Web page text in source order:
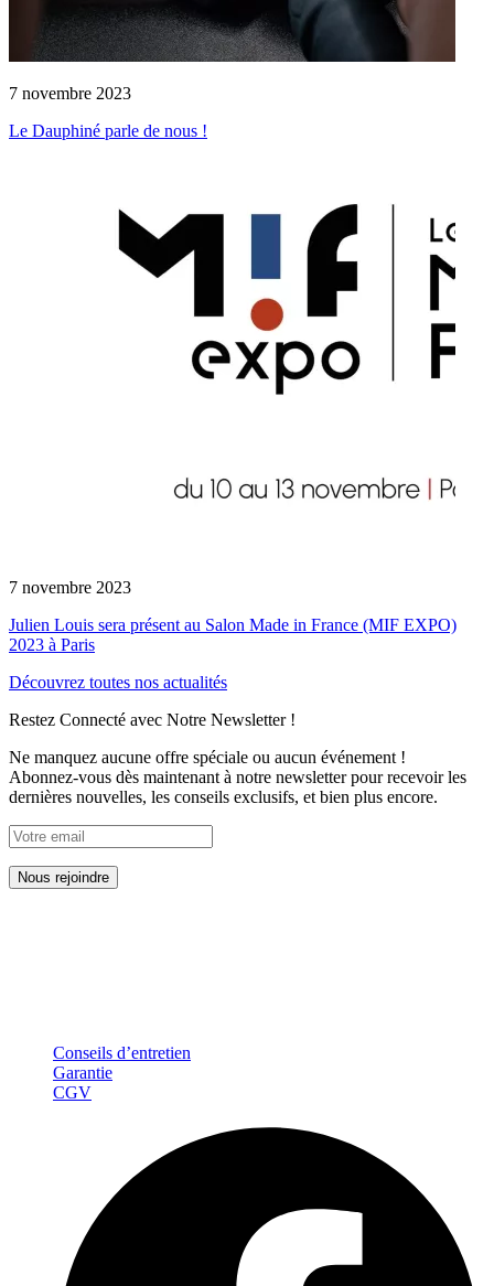
7 novembre 2023
Le Dauphiné parle de nous !
7 novembre 2023
Julien Louis sera présent au Salon Made in France (MIF EXPO)
2023 à Paris
Découvrez toutes nos actualités
Restez Connecté avec Notre Newsletter !
Ne manquez aucune offre spéciale ou aucun événement !
Abonnez-vous dès maintenant à notre newsletter pour recevoir les
dernières nouvelles, les conseils exclusifs, et bien plus encore.
Conseils d’entretien
Garantie
CGV